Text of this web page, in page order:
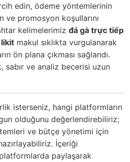
edin, ödeme yöntemlerinin
promosyon koşullarını
kelimelerimiz đá gà trực tiếp
likit makul sıklıkta vurgulanarak
ön plana çıkması sağlandı.
sabır ve analiz becerisi uzun
isterseniz, hangi platformların
olduğunu değerlendirebiliriz;
ve bütçe yönetimi için
İçeriği
paylaşarak